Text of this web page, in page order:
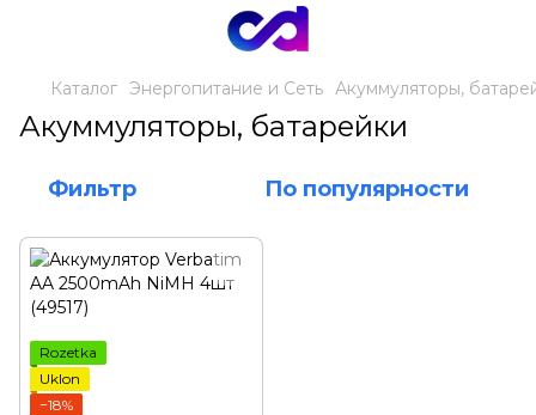
Каталог Энергопитание и Сеть Акуммуляторы,
Акуммуляторы, батарейки
Фильтр По популярности
Rozetka
Uklon
−18%